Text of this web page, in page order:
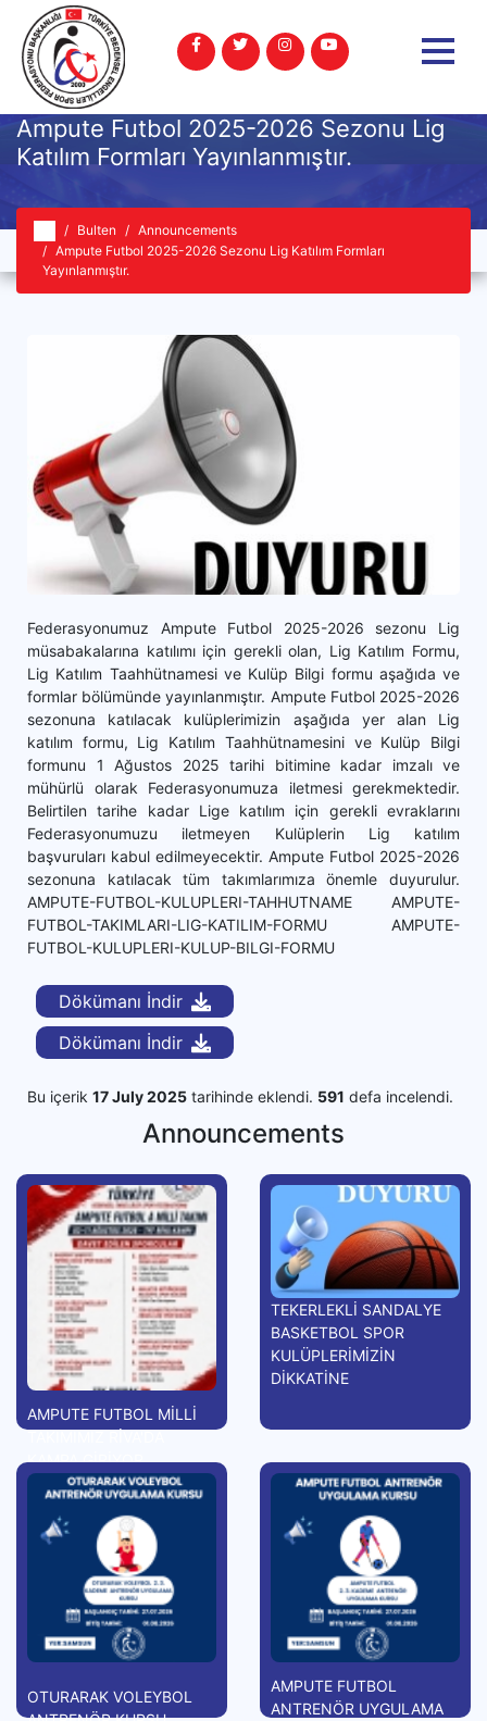
Ampute Futbol 2025-2026 Sezonu Lig
Katılım Formları Yayınlanmıştır.
Bulten
Announcements
Ampute Futbol 2025-2026 Sezonu Lig Katılım Formları
Yayınlanmıştır.
Federasyonumuz Ampute Futbol 2025-2026 sezonu Lig
müsabakalarına katılımı için gerekli olan, Lig Katılım Formu,
Lig Katılım Taahhütnamesi ve Kulüp Bilgi formu aşağıda ve
formlar bölümünde yayınlanmıştır. Ampute Futbol 2025-2026
sezonuna katılacak kulüplerimizin aşağıda yer alan Lig
katılım formu, Lig Katılım Taahhütnamesini ve Kulüp Bilgi
formunu 1 Ağustos 2025 tarihi bitimine kadar imzalı ve
mühürlü olarak Federasyonumuza iletmesi gerekmektedir.
Belirtilen tarihe kadar Lige katılım için gerekli evraklarını
Federasyonumuzu iletmeyen Kulüplerin Lig katılım
başvuruları kabul edilmeyecektir. Ampute Futbol 2025-2026
sezonuna katılacak tüm takımlarımıza önemle duyurulur.
AMPUTE-FUTBOL-KULUPLERI-TAHHUTNAME AMPUTE-
FUTBOL-TAKIMLARI-LIG-KATILIM-FORMU AMPUTE-
FUTBOL-KULUPLERI-KULUP-BILGI-FORMU
Dökümanı İndir
Dökümanı İndir
Bu içerik 17 July 2025 tarihinde eklendi. 591 defa incelendi.
Announcements
AMPUTE FUTBOL MİLLİ
KAMPA GİRİYOR
TEKERLEKLİ SANDALYE
BASKETBOL SPOR
KULÜPLERİMİZİN
DİKKATİNE
OTURARAK VOLEYBOL
AMPUTE FUTBOL
ANTRENÖR UYGULAMA